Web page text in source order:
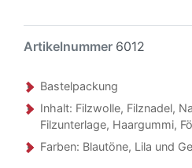
Artikelnummer 6012
Bastelpackung
Inhalt: Filzwolle, Filznadel,
Filzunterlage, Haargummi,
Farben: Blautöne, Lila und